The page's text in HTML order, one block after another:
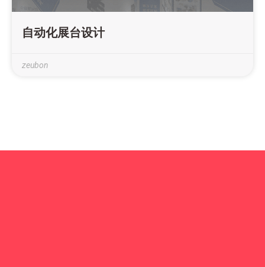
自动化展台设计
zeubon